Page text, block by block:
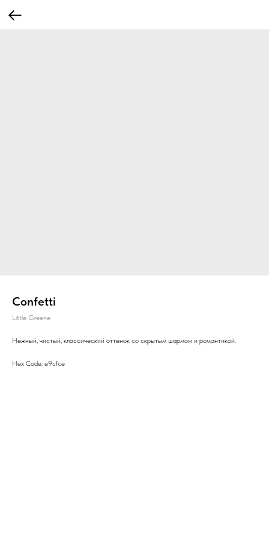
Confetti
Little Greene
Нежный, чистый, классический оттенок со скрытым шармом и романтикой.
Hex Code: e9cfce